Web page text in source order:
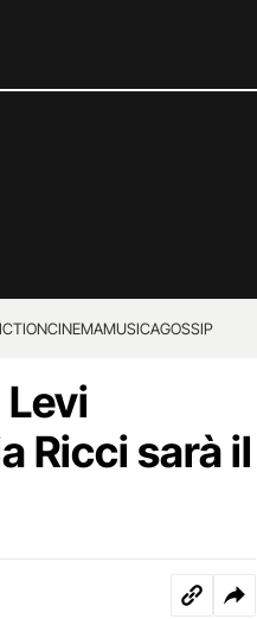
CINEMAMUSICAGOSSIP
Ricci sarà il